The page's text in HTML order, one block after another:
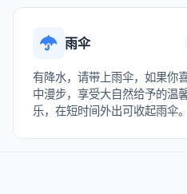
雨伞
有降水，请带上雨伞，如果你
中漫步，享受大自然给予的温
乐，在短时间外出可收起雨伞。